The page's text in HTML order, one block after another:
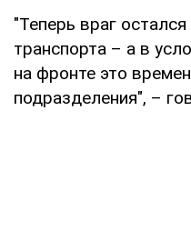
"Теперь враг
транспорта – а в
на фронте это
подразделения", –